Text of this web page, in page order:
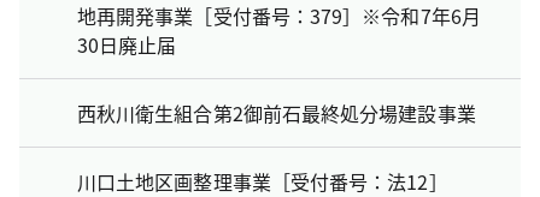
地再開発事業［受付番号：379］※令和7年6月
30日廃止届
西秋川衛生組合第2御前石最終処分場建設事業
川口土地区画整理事業［受付番号：法12］